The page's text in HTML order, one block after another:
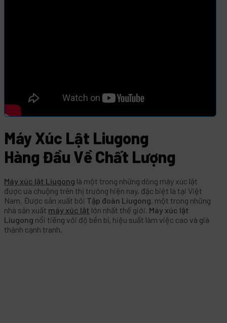
Máy Xúc Lật Liugong
Hàng Đầu Về Chất Lượng
Máy xúc lật Liugong là một trong những dòng máy xúc lật
được ưa chuộng trên thị trường hiện nay, đặc biệt là tại Việt
Nam. Được sản xuất bởi Tập đoàn Liugong, một trong những
nhà sản xuất máy xúc lật lớn nhất thế giới. Máy xúc lật
Liugong nổi tiếng với độ bền bỉ, hiệu suất làm việc cao và giá
thành cạnh tranh.